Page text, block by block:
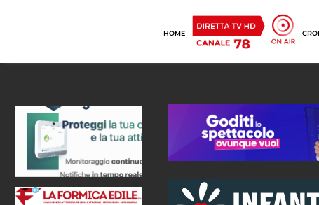
HOME